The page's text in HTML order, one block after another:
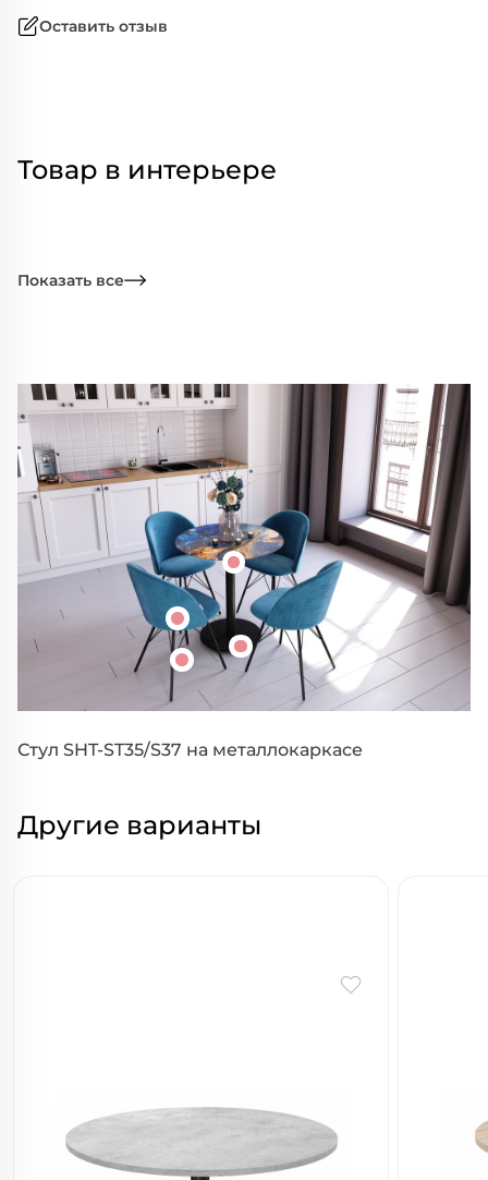
Оставить отзыв
Товар в интерьере
Показать все
Стул SHT-ST35/S37 на металлокаркасе
Другие варианты